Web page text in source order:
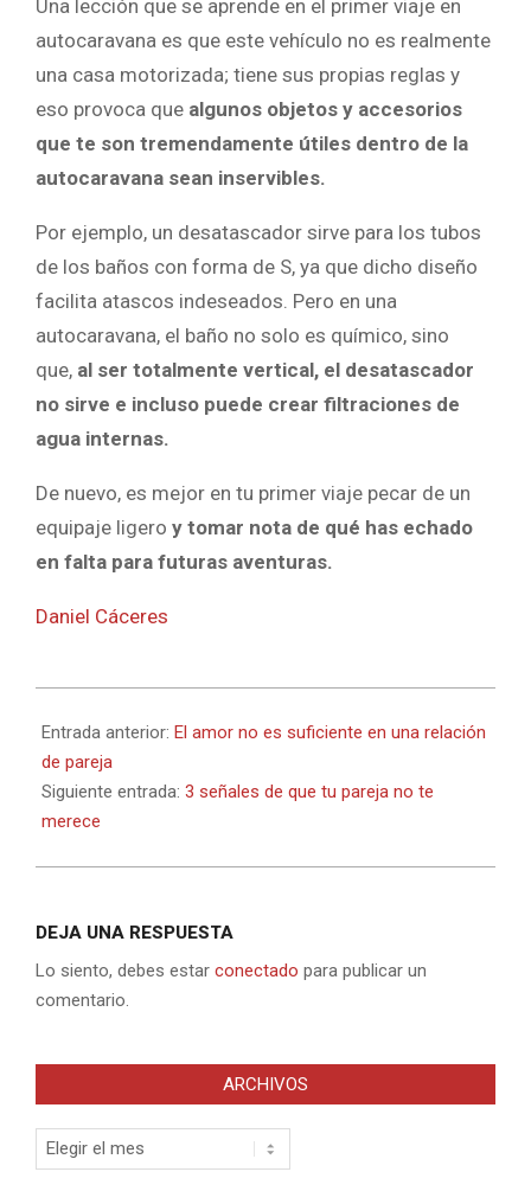
Una lección que se aprende en el primer viaje en
autocaravana es que este vehículo no es realmente
una casa motorizada; tiene sus propias reglas y
eso provoca que algunos objetos y accesorios
que te son tremendamente útiles dentro de la
autocaravana sean inservibles.
Por ejemplo, un desatascador sirve para los tubos
de los baños con forma de S, ya que dicho diseño
facilita atascos indeseados. Pero en una
autocaravana, el baño no solo es químico, sino
que, al ser totalmente vertical, el desatascador
no sirve e incluso puede crear filtraciones de
agua internas.
De nuevo, es mejor en tu primer viaje pecar de un
equipaje ligero y tomar nota de qué has echado
en falta para futuras aventuras.
Daniel Cáceres
08-
04
Entrada anterior: El amor no es suficiente en una relación
de pareja
Siguiente entrada: 3 señales de que tu pareja no te
merece
DEJA UNA RESPUESTA
Lo siento, debes estar conectado para publicar un
comentario.
ARCHIVOS
Archivos